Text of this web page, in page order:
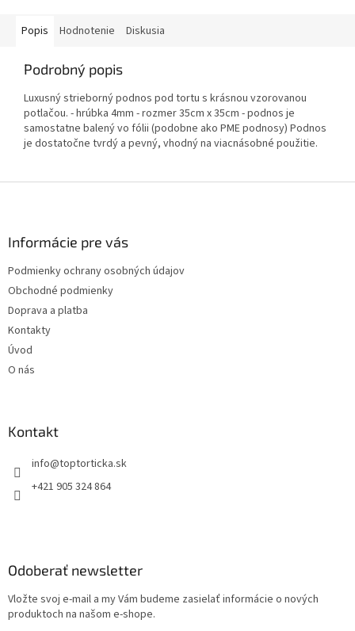
Popis Hodnotenie Diskusia
Podrobný popis
Luxusný strieborný podnos pod tortu s krásnou vzorovanou
potlačou. - hrúbka 4mm - rozmer 35cm x 35cm - podnos je
samostatne balený vo fólii (podobne ako PME podnosy) Podnos
je dostatočne tvrdý a pevný, vhodný na viacnásobné použitie.
Informácie pre vás
Podmienky ochrany osobných údajov
Obchodné podmienky
Doprava a platba
Kontakty
Úvod
O nás
Kontakt
+421 905 324 864
Odoberať newsletter
Vložte svoj e-mail a my Vám budeme zasielať informácie o nových
produktoch na našom e-shope.